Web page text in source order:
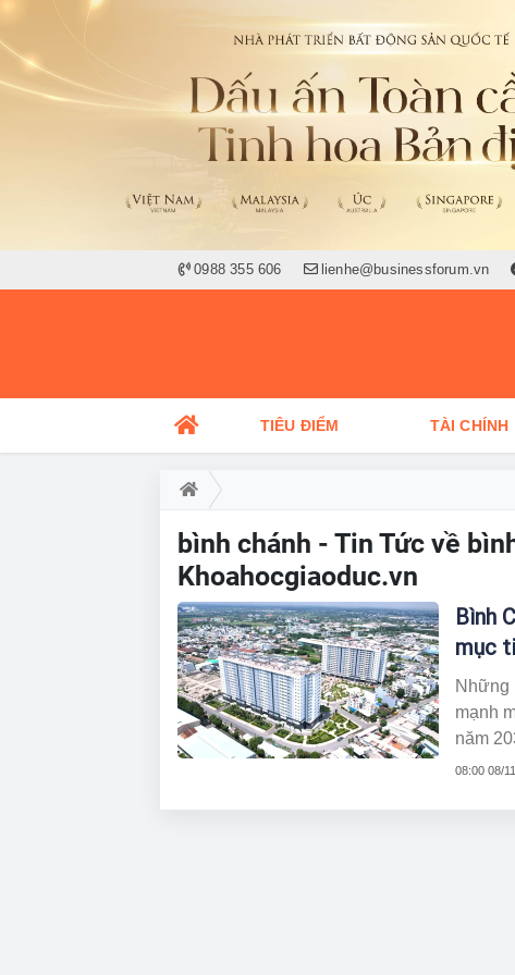
0988 355 606 lienhe@businessforum.vn
TIÊU ĐIỂM TÀI CHÍNH
bình chánh - Tin Tức về
Khoahocgiaoduc.vn
Bình
mục
Những
mạnh
năm
điểm
08:00 08/